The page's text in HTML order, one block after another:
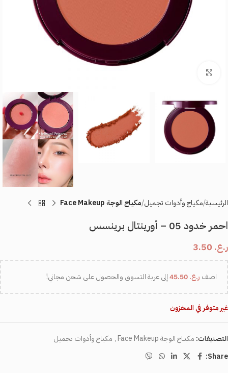
الرئيسية مكياج وأدوات تجميل مكيـاج الوجة Face Makeup
احمر خدود 05 – أورينتال برينسس
ر.ع.
اضف ر.ع. إلى عربة التسوق والحصول على شحن مجاني!
غير متوفر في المخزون
التصنيفات: مكيـاج الوجة Face Makeup , مكياج وأدوات تجميل
Share: